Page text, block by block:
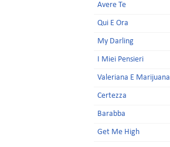
Avere Te
Qui E Ora
My Darling
I Miei Pensieri
Valeriana E Marijuana
Certezza
Barabba
Get Me High